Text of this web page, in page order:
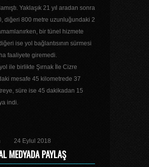
Yaklaşık 21 yıl aradan sonra
diğeri 800 metre uzunluğundaki 2
bir tünel hizmete
ise yol bağlantısının sürmesi
faaliyete giremedi.
ile birlikte Şırnak İle Cizre
mesafe 45 kilometrede 37
süre ise 45 dakikadan 15
indi.
24 Eylul 2018
MEDYADA PAYLAŞ